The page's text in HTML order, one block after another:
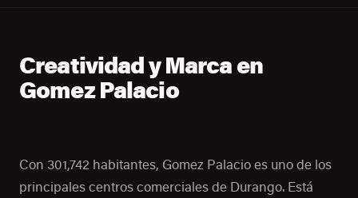
Creatividad y Marca en
Gomez Palacio
Con 301,742 habitantes, Gomez Palacio es uno de los
principales centros comerciales de Durango. Está